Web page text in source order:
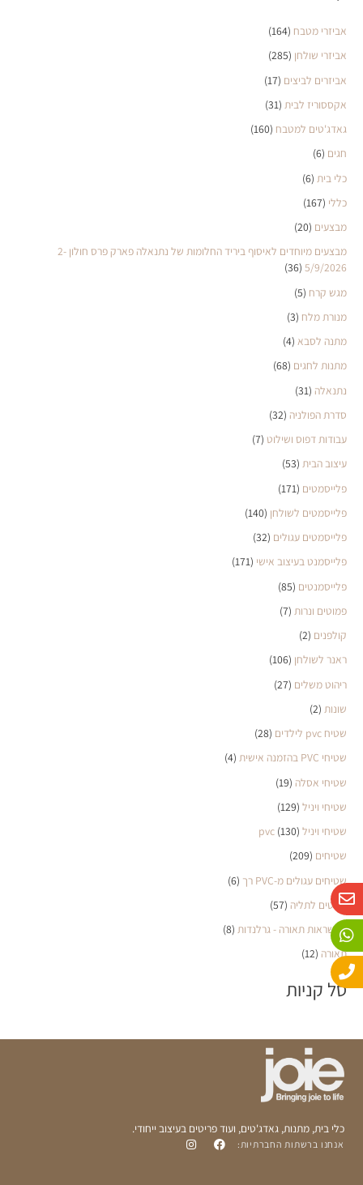
אביזרי מטבח (164)
אביזרי שולחן (285)
אביזרים לביצים (17)
אקססוריז לבית (31)
גאדג'טים למטבח (160)
חגים (6)
כלי בית (6)
כללי (167)
מבצעים (20)
מבצעים מיוחדים לאיסוף ביריד החלומות של נתנאלה פארק פרס חולון 2-
5/9/2026
(36)
מגש קרח (5)
מנורת מלח (3)
מתנה לסבא (4)
מתנות לחגים (68)
נתנאלה (31)
סדרת הפולניה (32)
עבודות דפוס ושילוט (7)
עיצוב הבית (53)
פלייסמטים (171)
פלייסמטים לשולחן (140)
פלייסמטים עגולים (32)
פלייסמנט בעיצוב אישי (171)
פלייסמנטים (85)
פמוטים ונרות (7)
קולפנים (2)
ראנר לשולחן (106)
ריהוט משלים (27)
שונות (2)
שטיח pvc לילדים
(28)
שטיחי PVC בהזמנה אישית
(4)
שטיחי אסלה (19)
שטיחי ויניל (129)
שטיחי ויניל pvc (130)
שטיחים (209)
שטיחים עגולים מ-PVC רך
(6)
שלטים לתליה (57)
שרשראות תאורה - גרלנדות (8)
תאורה (12)
סל קניות
כלי בית, מתנות, גאדג'טים, ועוד פריטים בעיצוב ייחודי.
אנחנו ברשתות החברתיות:
E
n
v
e
l
o
p
e
W
h
a
t
s
a
p
p
P
h
o
n
e